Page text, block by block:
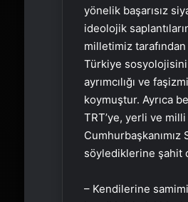
yönelik başarısız
ideolojik
milletimiz tarafından
Türkiye sosyolojisini
ayrımcılığı ve
koymuştur. Ayrıca
TRT’ye, yerli ve
Cumhurbaşkanımız
söylediklerine şahit
– Kendilerine